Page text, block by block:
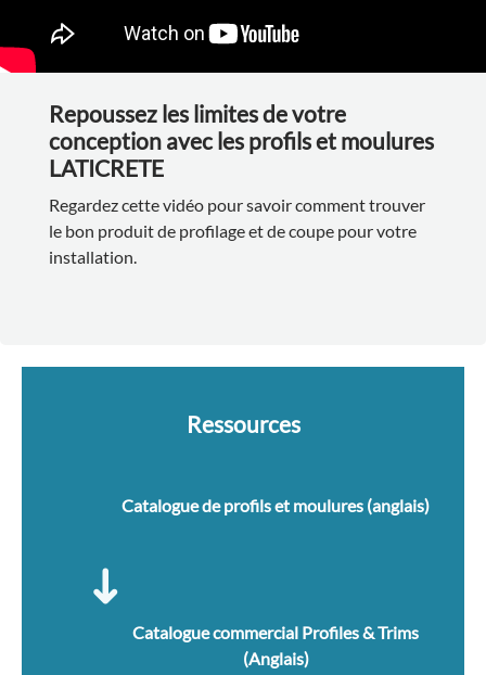
Repoussez les limites de votre
conception avec les profils et moulures
LATICRETE
Regardez cette vidéo pour savoir comment trouver
le bon produit de profilage et de coupe pour votre
installation.
Ressources
Catalogue de profils et moulures (anglais)
Catalogue commercial Profiles & Trims
(Anglais)